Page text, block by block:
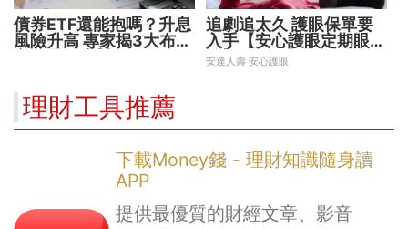
債券ETF還能抱嗎？升息
風險升高 專家揭3大布局
追劇追太久 護眼保單要
入手【安心護眼定期眼睛
險】
安達人壽 安心護眼
理財工具推薦
下載Money錢 - 理財知識隨身讀
APP
提供最優質的財經文章、影音